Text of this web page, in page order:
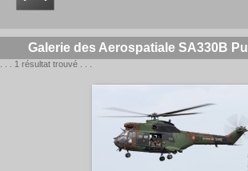
Galerie des Aerospatiale SA330B
. . . 1 résultat trouvé . . .